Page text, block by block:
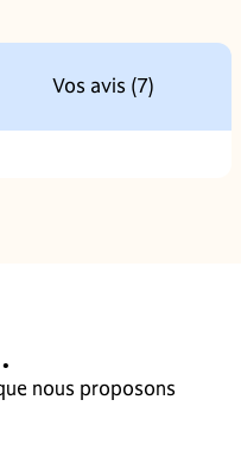
Vos avis (7)
nous proposons